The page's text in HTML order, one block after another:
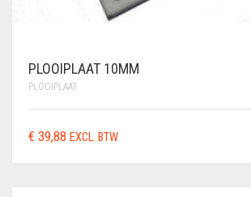
PLOOIPLAAT 10MM
PLOOIPLAAT
€ 39,88 EXCL. BTW